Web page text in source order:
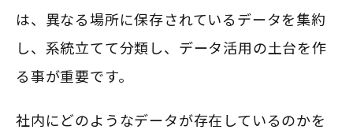
は、異なる場所に保存されているデータを集約
し、系統立てて分類し、データ活用の土台を作
る事が重要です。
社内にどのようなデータが存在しているのかを